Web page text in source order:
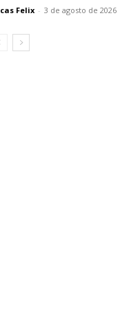
Felix - 3 de agosto de 2026